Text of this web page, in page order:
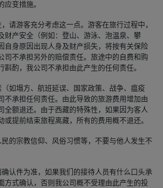
变措施。
请游客充分考虑这一点。游客在旅行过程中，
财产安全（例如：登山、游泳、泡温泉、攀
自身原因出现人身及财产损失，将按有关保险
司不承担另外的赔偿责任。旅途中的自费和购
酌，我公司不承担由此产生的任何责任。
如塌方、航班延误、国家政策、战争、瘟疫
不承担任何责任。由此导致的旅游费用增加由
全额退还。由于西藏的特殊性，如果因为客人
提前结束旅程离藏，所有的费用概不退还。
的宗教信仰、风俗习惯等，不要与他人发生不
认件为准，如果我们的接待人员有什么口头承
方式确认，否则我公司概不受理由此产生的投